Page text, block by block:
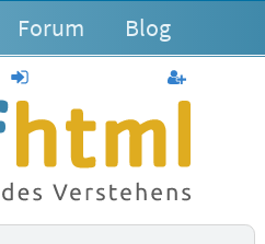
Forum Blog
anmelden